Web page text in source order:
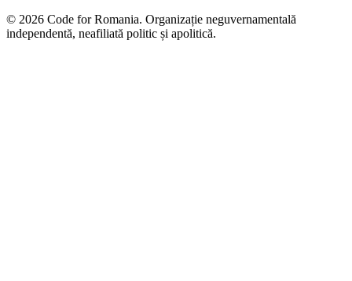
© 2026 Code for Romania. Organizație neguvernamentală
independentă, neafiliată politic și apolitică.